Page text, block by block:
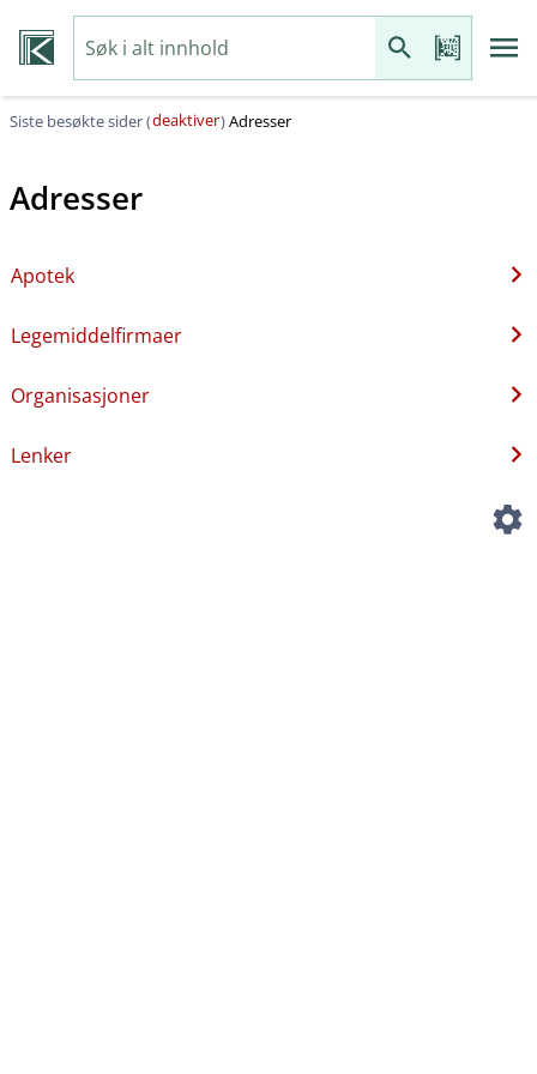
Siste besøkte sider (deaktiver)Adresser
Adresser
Apotek
Legemiddelfirmaer
Organisasjoner
Lenker